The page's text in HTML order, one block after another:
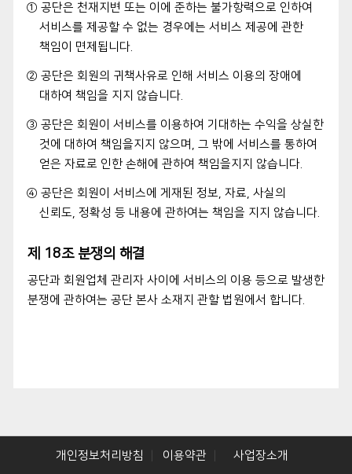
① 공단은 천재지변 또는 이에 준하는 불가항력으로 인하여
서비스를 제공할 수 없는 경우에는 서비스 제공에 관한
책임이 면제됩니다.
② 공단은 회원의 귀책사유로 인해 서비스 이용의 장애에
대하여 책임을 지지 않습니다.
③ 공단은 회원이 서비스를 이용하여 기대하는 수익을 상실한
것에 대하여 책임을지지 않으며, 그 밖에 서비스를 통하여
얻은 자료로 인한 손해에 관하여 책임을지지 않습니다.
④ 공단은 회원이 서비스에 게재된 정보, 자료, 사실의
신뢰도, 정확성 등 내용에 관하여는 책임을 지지 않습니다.
제 18조 분쟁의 해결
공단과 회원업체 관리자 사이에 서비스의 이용 등으로 발생한
분쟁에 관하여는 공단 본사 소재지 관할 법원에서 합니다.
개인정보처리방침 이용약관 사업장소개